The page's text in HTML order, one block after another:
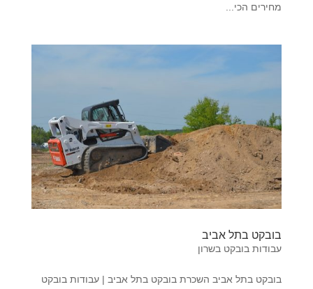
מחירים הכי...
בובקט בתל אביב
עבודות בובקט בשרון
בובקט בתל אביב השכרת בובקט בתל אביב | עבודות בובקט